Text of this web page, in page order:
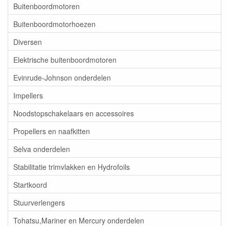
Buitenboordmotoren
Buitenboordmotorhoezen
Diversen
Elektrische buitenboordmotoren
Evinrude-Johnson onderdelen
Impellers
Noodstopschakelaars en accessoires
Propellers en naafkitten
Selva onderdelen
Stabilitatie trimvlakken en Hydrofoils
Startkoord
Stuurverlengers
Tohatsu,Mariner en Mercury onderdelen